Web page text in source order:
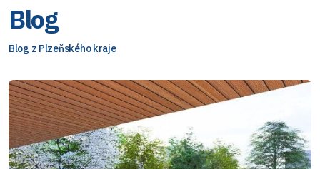
Blog
Blog z Plzeňského kraje